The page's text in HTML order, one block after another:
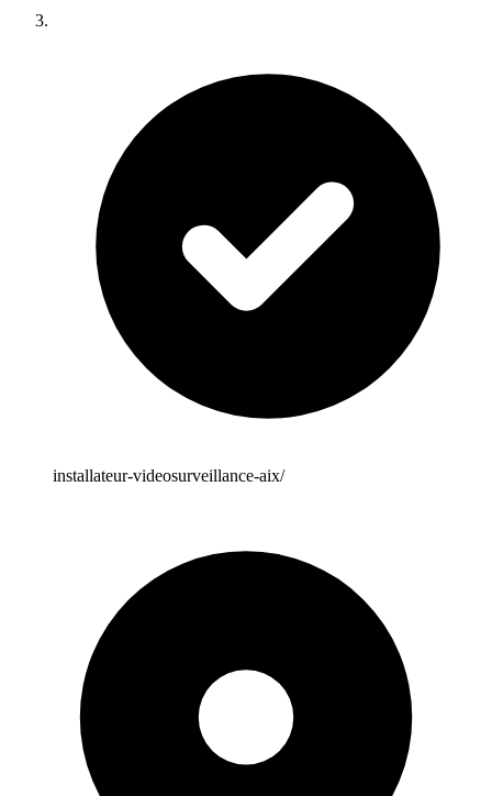
installateur-videosurveillance-aix/